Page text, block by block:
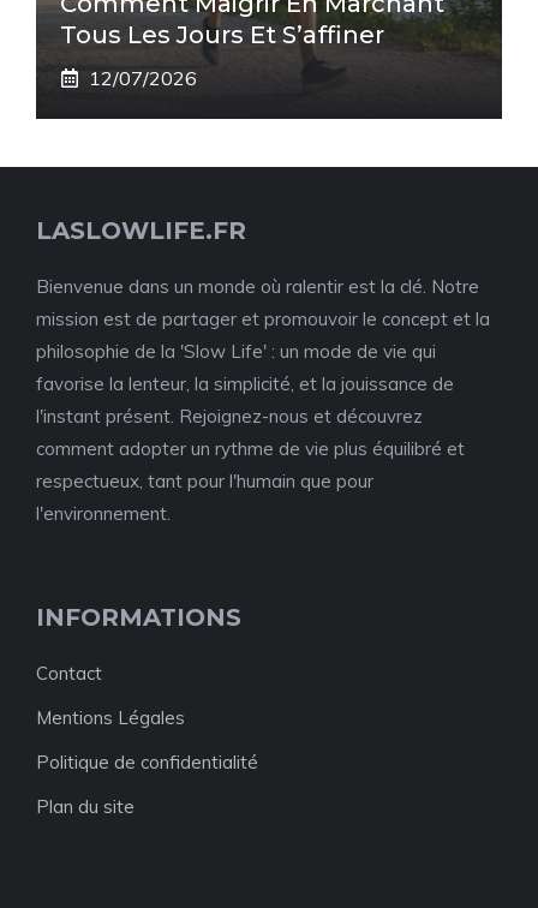
Tous Les Jours Et S’affiner
12/07/2026
LASLOWLIFE.FR
Bienvenue dans un monde où ralentir est la clé. Notre
mission est de partager et promouvoir le concept et la
philosophie de la 'Slow Life' : un mode de vie qui
favorise la lenteur, la simplicité, et la jouissance de
l'instant présent. Rejoignez-nous et découvrez
comment adopter un rythme de vie plus équilibré et
respectueux, tant pour l'humain que pour
l'environnement.
INFORMATIONS
Contact
Mentions Légales
Politique de confidentialité
Plan du site